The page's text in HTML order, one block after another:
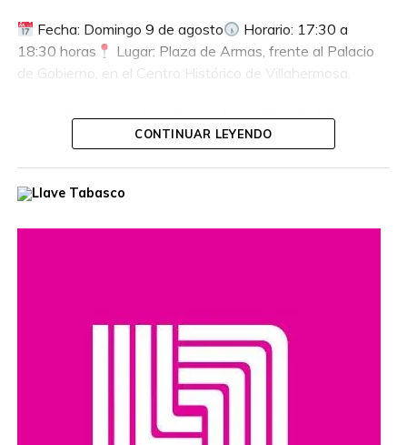
Fecha: Domingo 9 de agosto
Horario: 17:30 a
18:30 horas
Lugar: Plaza de Armas, frente al Palacio
de Gobierno, en el Centro Histórico de Villahermosa.
tarde dedicada a la cultura y las tradiciones tabasqueñas.
Compartir en:
CONTINUAR LEYENDO